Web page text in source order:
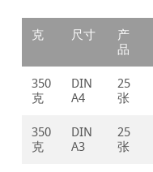
克 尺寸
产
品
350
克
DIN
A4
25
张
350
克
DIN
A3
25
张